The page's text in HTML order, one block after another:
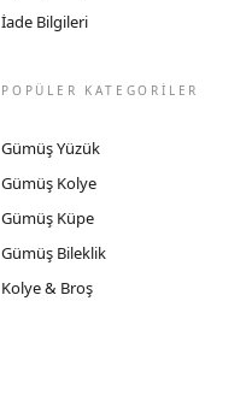
İade Bilgileri
POPÜLER KATEGORİLER
Gümüş Yüzük
Gümüş Kolye
Gümüş Küpe
Gümüş Bileklik
Kolye & Broş